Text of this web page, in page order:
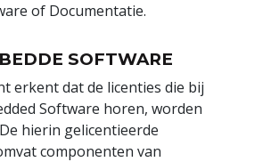
of Documentatie.
SOFTWARE
erkent dat de licenties die bij
Software horen, worden
hierin gelicentieerde
componenten van